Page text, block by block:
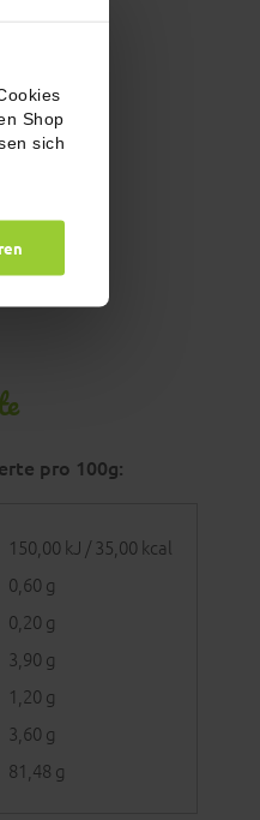
Shop
sich
pro 100g:
150,00 kJ / 35,00 kcal
0,60 g
0,20 g
3,90 g
1,20 g
3,60 g
81,48 g